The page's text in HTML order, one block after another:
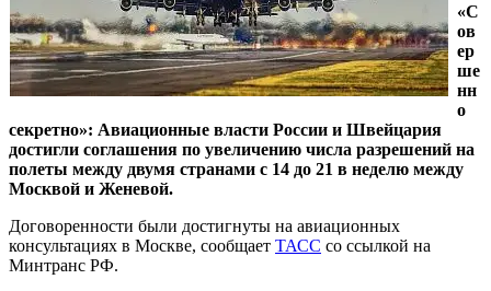
«С
ов
ер
ше
нн
о
секретно»: Авиационные власти России и Швейцария
достигли соглашения по увеличению числа разрешений на
полеты между двумя странами с 14 до 21 в неделю между
Москвой и Женевой.
Договоренности были достигнуты на авиационных
консультациях в Москве, сообщает ТАСС со ссылкой на
Минтранс РФ.